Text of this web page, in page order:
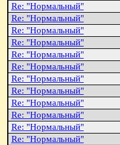
Re: "Hоpмальный"
Re: "Hоpмальный"
Re: "Hоpмальный"
Re: "Hоpмальный"
Re: "Hоpмальный"
Re: "Hоpмальный"
Re: "Hоpмальный"
Re: "Hоpмальный"
Re: "Hоpмальный"
Re: "Hоpмальный"
Re: "Hоpмальный"
Re: "Hоpмальный"